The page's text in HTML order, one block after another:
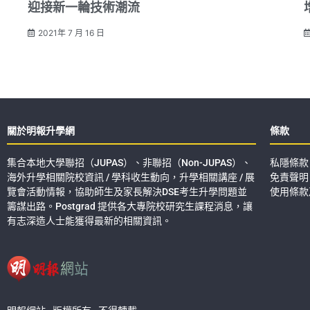
迎接新一輪技術潮流
2021年 7 月 16 日
關於明報升學網
集合本地大學聯招（JUPAS）、非聯招（Non-JUPAS）、
海外升學相關院校資訊 / 學科收生動向，升學相關講座 / 展
覽會活動情報，協助師生及家長解決DSE考生升學問題並
籌謀出路。Postgrad 提供各大專院校研究生課程消息，讓
有志深造人士能獲得最新的相關資訊。
條款
私隱條款
免責聲明
使用條款